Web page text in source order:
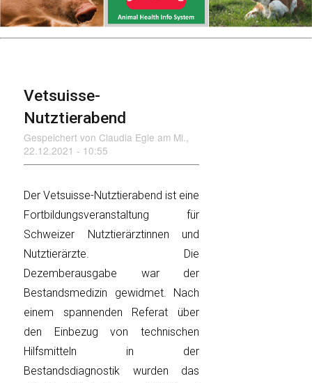
Vetsuisse-
Nutztierabend
Gespeichert von Claudia Egle am Mi.,
22.12.2021 - 10:55
Der Vetsuisse-Nutztierabend ist eine
Fortbildungsveranstaltung für
Schweizer Nutztierärztinnen und
Nutztierärzte. Die
Dezemberausgabe war der
Bestandsmedizin gewidmet. Nach
einem spannenden Referat über
den Einbezug von technischen
Hilfsmitteln in der
Bestandsdiagnostik wurden das